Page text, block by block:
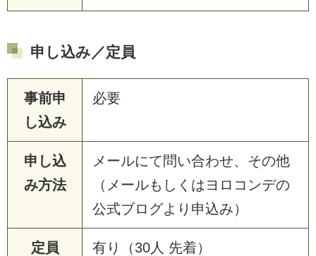
申し込み／定員
事前申
し込み
必要
申し込
み方法
メールにて問い合わせ、その他
（メールもしくはヨロコンデの
公式ブログより申込み）
定員 有り（30人 先着）